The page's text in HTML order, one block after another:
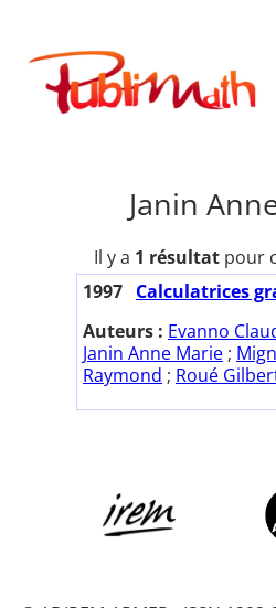
contenu
Publimath
Janin
Il y a 1 résultat pour
1997 Calculatrices
Auteurs : Evanno
Janin Anne Marie ;
Raymond ; Roué